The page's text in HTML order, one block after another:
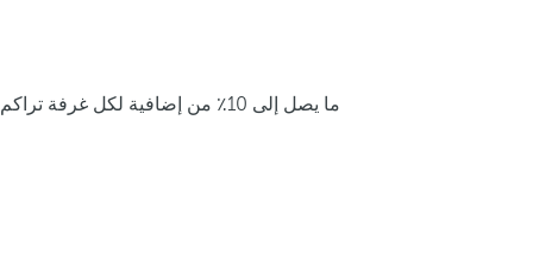
ما يصل إلى 10٪ من إضافية لكل غرفة تراكم